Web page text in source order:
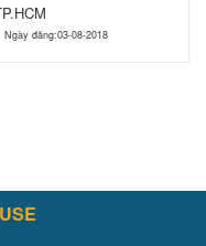
Ngày đăng:03-08-2018